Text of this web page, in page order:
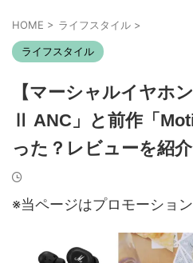
HOME > ライフスタイル >
ライフスタイル
【マーシャルイヤホ
Ⅱ ANC」と前作「
った？レビューを紹介
※当ページはプロモーション